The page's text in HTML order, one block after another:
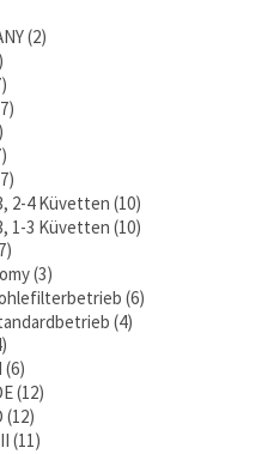
2
7
7
2-4 Küvetten 10
1-3 Küvetten 10
7
3
6
4
6
12
12
11